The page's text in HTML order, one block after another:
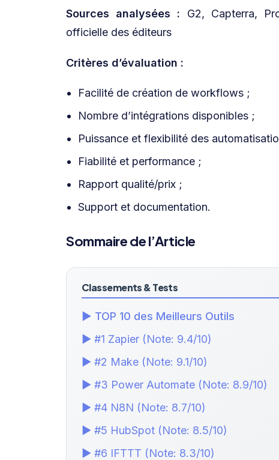
Sources analysées : G2, Capterra,
officielle des éditeurs
Critères d’évaluation :
Facilité de création de workflows ;
Nombre d’intégrations disponibles ;
Puissance et flexibilité des
Fiabilité et performance ;
Rapport qualité/prix ;
Support et documentation.
Sommaire de l’Article
Classements & Tests
▶ TOP 10 des Meilleurs Outils
▶ #1 Zapier (Note: 9.4/10)
▶ #2 Make (Note: 9.1/10)
▶ #3 Power Automate (Note: 8.9/10)
▶ #4 N8N (Note: 8.7/10)
▶ #5 HubSpot (Note: 8.5/10)
▶ #6 IFTTT (Note: 8.3/10)